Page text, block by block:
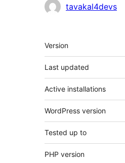
貢
tavakal4devs
其
它
Version
Last updated
Active installations
WordPress version
Tested up to
PHP version